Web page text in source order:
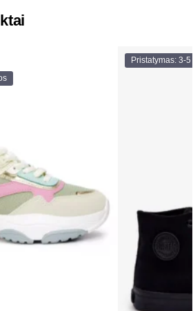
Pristatymas: 3-